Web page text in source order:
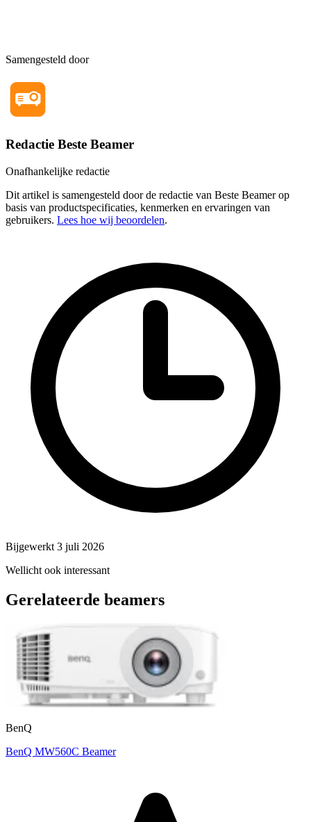
Samengesteld door
Redactie Beste Beamer
Onafhankelijke redactie
Dit artikel is samengesteld door de redactie van Beste Beamer op
basis van productspecificaties, kenmerken en ervaringen van
gebruikers. Lees hoe wij beoordelen.
Bijgewerkt 3 juli 2026
Wellicht ook interessant
Gerelateerde beamers
BenQ
BenQ MW560C Beamer